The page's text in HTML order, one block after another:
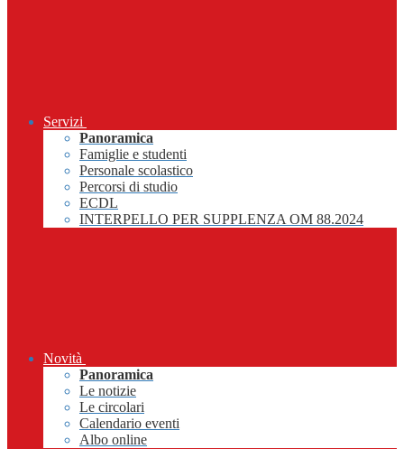
Servizi
Panoramica
Famiglie e studenti
Personale scolastico
Percorsi di studio
ECDL
INTERPELLO PER SUPPLENZA OM 88.2024
Novità
Panoramica
Le notizie
Le circolari
Calendario eventi
Albo online